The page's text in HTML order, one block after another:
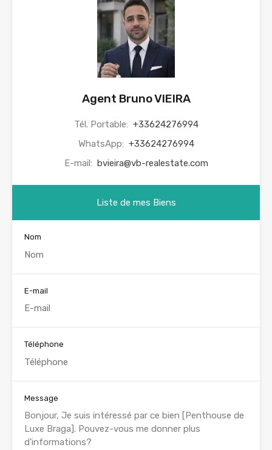
Agent Bruno VIEIRA
Tél. Portable: +33624276994
WhatsApp: +33624276994
E-mail:
bvieira@vb-realestate.com
Liste de mes Biens
Nom
E-mail
Téléphone
Message